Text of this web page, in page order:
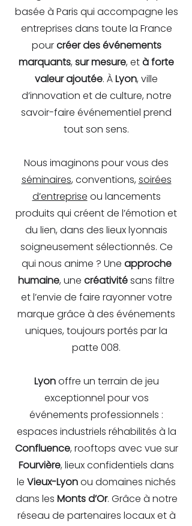
basée à Paris qui accompagne les
entreprises dans toute la France
pourcréer des événements
marquants, sur mesure, età forte
valeur ajoutée. ÀLyon, ville
d’innovation et de culture, notre
savoir-faire événementiel prend
tout son sens.
Nous imaginons pour vous des
séminaires, conventions, soirées
d’entreprise ou lancements
produits qui créent de l’émotion et
du lien, dans des lieux lyonnais
soigneusement sélectionnés. Ce
qui nous anime ? Une approche
humaine, une créativitésans filtre
et l’envie de faire rayonner votre
marque grâce à des événements
uniques, toujours portés par la
patte 008.
Lyonoffre un terrain de jeu
exceptionnel pour vos
événements professionnels :
espaces industriels réhabilités à la
Confluence, rooftops avec vue sur
Fourvière, lieux confidentiels dans
le Vieux-Lyonou domaines nichés
dans les Monts d’Or. Grâce à notre
réseau de partenaires locaux et à